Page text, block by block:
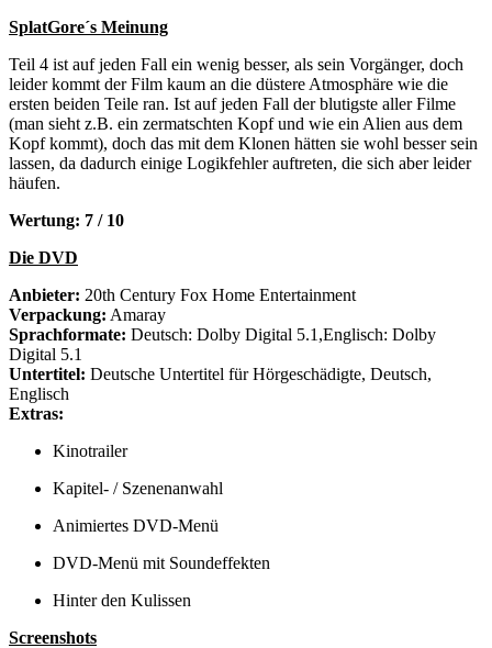
SplatGore´s Meinung
Teil 4 ist auf jeden Fall ein wenig besser, als sein Vorgänger, doch
leider kommt der Film kaum an die düstere Atmosphäre wie die
ersten beiden Teile ran. Ist auf jeden Fall der blutigste aller Filme
(man sieht z.B. ein zermatschten Kopf und wie ein Alien aus dem
Kopf kommt), doch das mit dem Klonen hätten sie wohl besser sein
lassen, da dadurch einige Logikfehler auftreten, die sich aber leider
häufen.
Wertung: 7 / 10
Die DVD
Anbieter: 20th Century Fox Home Entertainment
Verpackung: Amaray
Sprachformate: Deutsch: Dolby Digital 5.1,Englisch: Dolby
Digital 5.1
Untertitel: Deutsche Untertitel für Hörgeschädigte, Deutsch,
Englisch
Extras:
Kinotrailer
Kapitel- / Szenenanwahl
Animiertes DVD-Menü
DVD-Menü mit Soundeffekten
Hinter den Kulissen
Screenshots